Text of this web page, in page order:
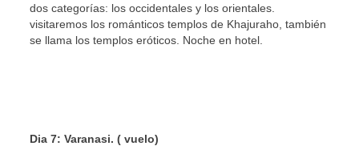
dos categorías: los occidentales y los orientales.
visitaremos los románticos templos de Khajuraho, también
se llama los templos eróticos. Noche en hotel.
Dia 7: Varanasi. ( vuelo)